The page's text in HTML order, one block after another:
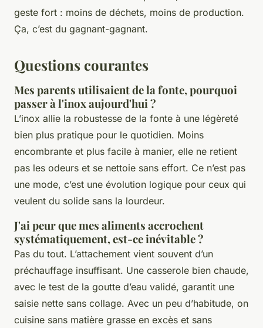
geste fort : moins de déchets, moins de production.
Ça, c’est du gagnant-gagnant.
Questions courantes
Mes parents utilisaient de la fonte, pourquoi
passer à l'inox aujourd'hui ?
L’inox allie la robustesse de la fonte à une légèreté
bien plus pratique pour le quotidien. Moins
encombrante et plus facile à manier, elle ne retient
pas les odeurs et se nettoie sans effort. Ce n’est pas
une mode, c’est une évolution logique pour ceux qui
veulent du solide sans la lourdeur.
J'ai peur que mes aliments accrochent
systématiquement, est-ce inévitable ?
Pas du tout. L’attachement vient souvent d’un
préchauffage insuffisant. Une casserole bien chaude,
avec le test de la goutte d’eau validé, garantit une
saisie nette sans collage. Avec un peu d’habitude, on
cuisine sans matière grasse en excès et sans